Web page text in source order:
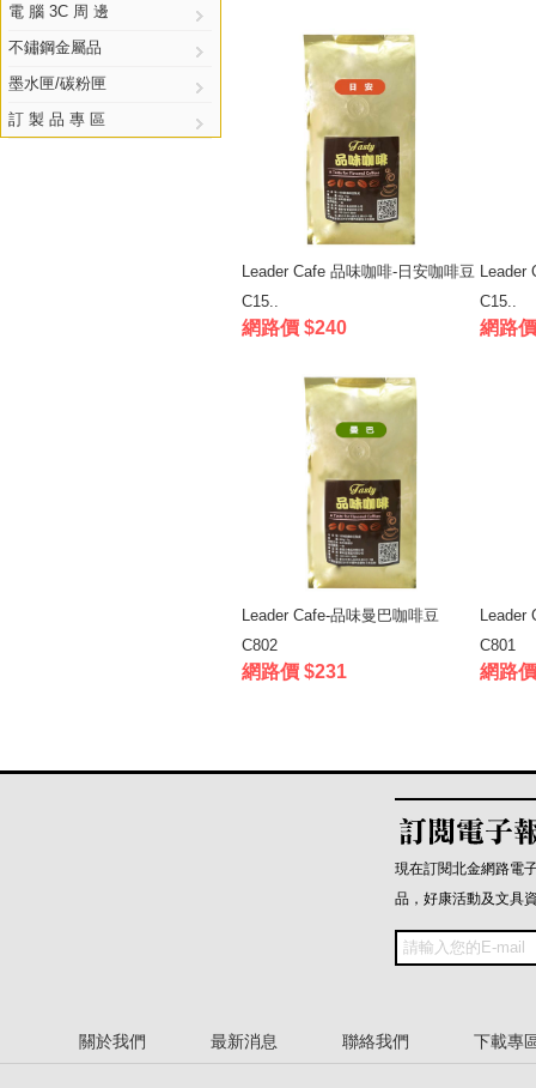
電 腦 3C 周 邊
不鏽鋼金屬品
墨水匣/碳粉匣
訂 製 品 專 區
Leader Cafe 品味咖啡-日安咖啡豆
C15..
網路價 $240
Leader
C15..
網路
Leader Cafe-品味曼巴咖啡豆
C802
網路價 $231
Leader
C801
網路
現在訂閱北金網路電
品，好康活動及文具
關於我們 最新消息 聯絡我們 下載專